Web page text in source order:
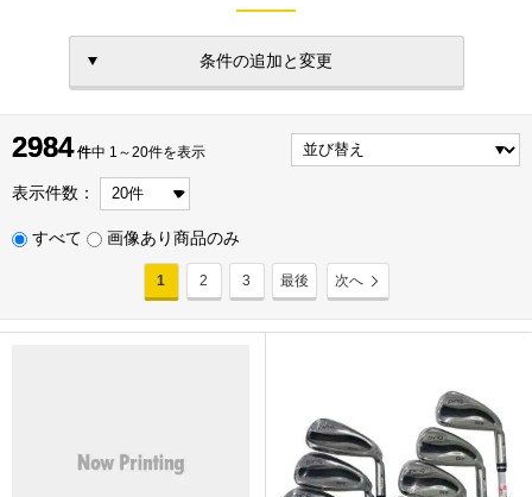
条件の追加と変更
2984 件
2984 件中 1～20件を表示
表示件数：
すべて 画像あり商品のみ
1 2 3 最後 次へ